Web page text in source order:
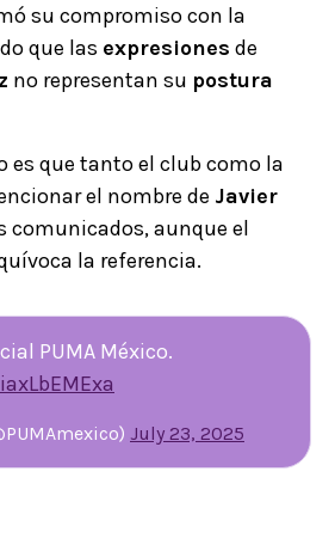
su compromiso con la
que las expresiones de
no representan su postura
es que tanto el club como la
el nombre de Javier
comunicados, aunque el
la referencia.
PUMA México.
July 23, 2025